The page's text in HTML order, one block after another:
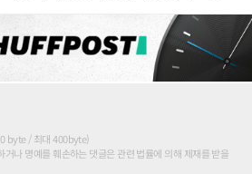
byte / 최대 400byte)
거나 명예를 훼손하는 댓글은 관련 법률에 의해 제재를 받을